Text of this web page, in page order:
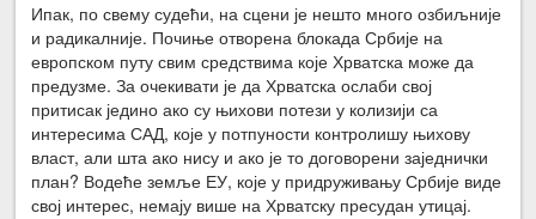
Ипак, по свему судећи, на сцени је нешто много озбиљније
и радикалније. Почиње отворена блокада Србије на
европском путу свим средствима које Хрватска може да
предузме. За очекивати је да Хрватска ослаби свој
притисак једино ако су њихови потези у колизији са
интересима САД, које у потпуности контролишу њихову
власт, али шта ако нису и ако је то договорени заједнички
план? Водеће земље ЕУ, које у придруживању Србије виде
свој интерес, немају више на Хрватску пресудан утицај.